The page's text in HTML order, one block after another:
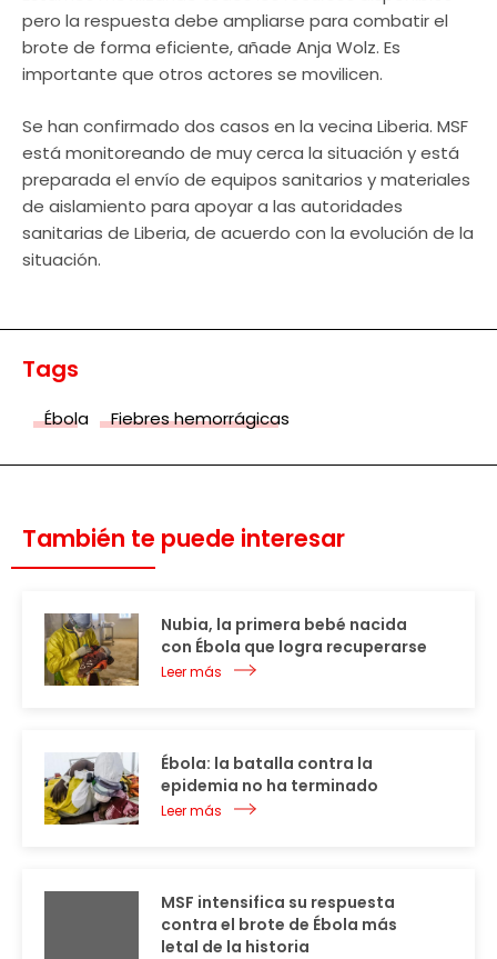
pero la respuesta debe ampliarse para combatir el
brote de forma eficiente, añade Anja Wolz. Es
importante que otros actores se movilicen.
Se han confirmado dos casos en la vecina Liberia. MSF
está monitoreando de muy cerca la situación y está
preparada el envío de equipos sanitarios y materiales
de aislamiento para apoyar a las autoridades
sanitarias de Liberia, de acuerdo con la evolución de la
situación.
Tags
Ébola Fiebres hemorrágicas
También te puede interesar
Nubia, la primera bebé nacida
con Ébola que logra recuperarse
Leer más
Ébola: la batalla contra la
epidemia no ha terminado
Leer más
MSF intensifica su respuesta
contra el brote de Ébola más
letal de la historia